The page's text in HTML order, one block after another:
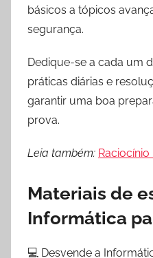
básicos a tópicos
segurança.
Dedique-se a cada um
práticas diárias e
garantir uma boa
prova.
Leia também:
Materiais de
Informática
💻 Desvende a